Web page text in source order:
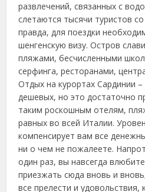
развлечений, связанных с
слетаются тысячи туристов
правда, для поездки
шенгенскую визу. Остров
пляжами, бесчисленными
серфинга, ресторанами,
Отдых на курортах Сардинии –
дешевых, но это достаточно
таким роскошным отелям,
равных во всей Италии.
компенсирует вам все
ни о чем не пожалеете.
один раз, вы навсегда
приезжать сюда вновь и
все прелести и удовольствия,